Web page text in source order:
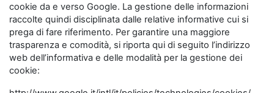
cookie da e verso Google. La gestione delle informazioni
raccolte quindi disciplinata dalle relative informative cui si
prega di fare riferimento. Per garantire una maggiore
trasparenza e comodità, si riporta qui di seguito l’indirizzo
web dell’informativa e delle modalità per la gestione dei
cookie: